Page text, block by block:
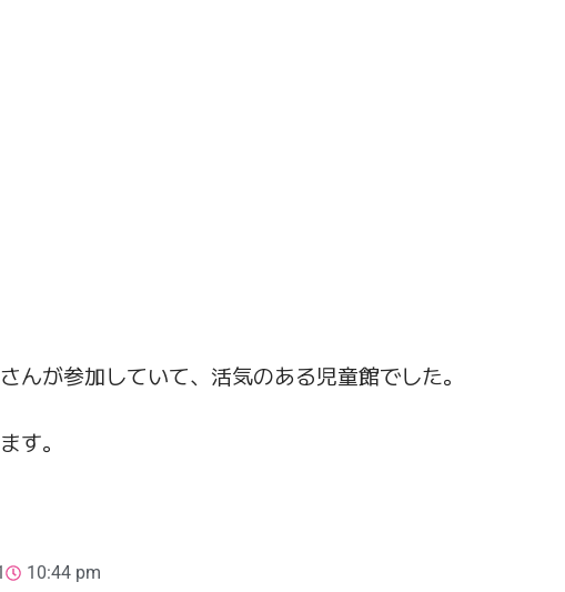
んが参加していて、活気のある児童館でした。
す。
10:44 pm